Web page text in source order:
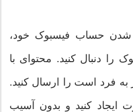
شدن حساب فیسبوک خود،
را دنبال کنید. محتوای با
به فرد است را ارسال کنید.
ایجاد کنید و بدون آسیب